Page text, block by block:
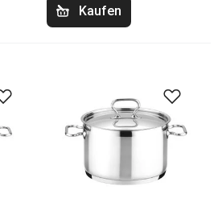
Kaufen